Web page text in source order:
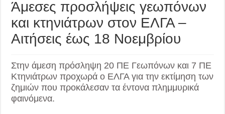
Άμεσες προσλήψεις γεωπόνων
και κτηνιάτρων στον ΕΛΓΑ –
Αιτήσεις έως 18 Νοεμβρίου
Στην άμεση πρόσληψη 20 ΠΕ Γεωπόνων και 7 ΠΕ
Κτηνιάτρων προχωρά ο ΕΛΓΑ για την εκτίμηση των
ζημιών που προκάλεσαν τα έντονα πλημμυρικά
φαινόμενα.